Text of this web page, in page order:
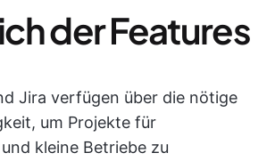
der Features
Jira verfügen über die nötige
um Projekte für
kleine Betriebe zu